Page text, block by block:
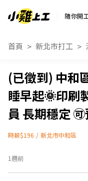
隨你開
首頁 新北市打工
中和
睡早起🌞印刷
員 長期穩定
時薪$196 / 新北市中和區
1週前